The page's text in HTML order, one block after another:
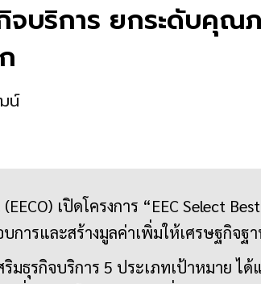
จบริการ ยกระดับคุณ
น์
เปิดโครงการ “EEC Select
การและสร้างมูลค่าเพิ่มให้เศรษฐกิจฐ
ริมธุรกิจบริการ 5 ประเภทเป้าหมาย ไ